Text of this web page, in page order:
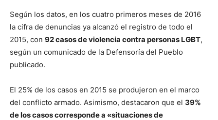
Según los datos, en los cuatro primeros meses de 2016
la cifra de denuncias ya alcanzó el registro de todo el
2015, con 92 casos de violencia contra personas LGBT,
según un comunicado de la Defensoría del Pueblo
publicado.
El 25% de los casos en 2015 se produjeron en el marco
del conflicto armado. Asimismo, destacaron que el 39%
de los casos corresponde a «situaciones de